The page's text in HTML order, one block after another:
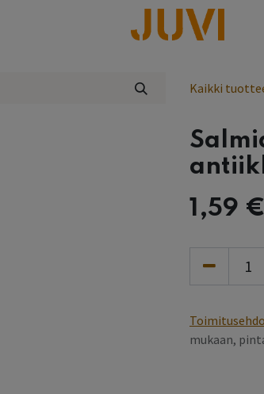
Kaikki
1,59 €
mukaan,